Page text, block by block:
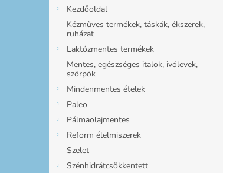
Kezdőoldal
Kézműves termékek, táskák, ékszerek,
ruházat
Laktózmentes termékek
Mentes, egészséges italok, ivólevek,
szörpök
Mindenmentes ételek
Paleo
Pálmaolajmentes
Reform élelmiszerek
Szelet
Szénhidrátcsökkentett